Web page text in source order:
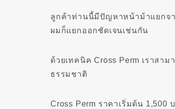
ลูกค้าท่านนี้มีปัญหาหน้าม้าแยกจ
ผมก็แยกออกชัดเจนเช่นกัน
ด้วยเทคนิค Cross Perm เราสา
ธรรมชาติ
Cross Perm ราคาเริ่มต้น 1,500